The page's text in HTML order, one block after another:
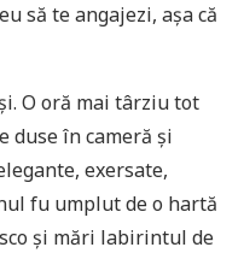
să te angajezi, așa că
O oră mai târziu tot
duse în cameră și
exersate,
fu umplut de o hartă
și mări labirintul de